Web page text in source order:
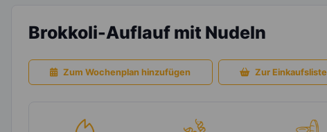
Brokkoli-Auflauf mit Nudeln
Zum Wochenplan hinzufügen Zur Einkaufsliste